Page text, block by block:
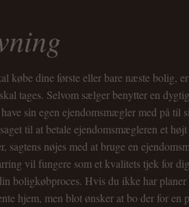
købe dine første eller bare næste bolig,
tages. Selvom sælger benytter en
sin egen ejendomsmægler med på til
til at betale ejendomsmægleren et
sagtens nøjes med at bruge en
vil fungere som et kvalitets tjek for
boligkøbproces. Hvis du ikke har
hjem, men blot ønsker at bo der for en